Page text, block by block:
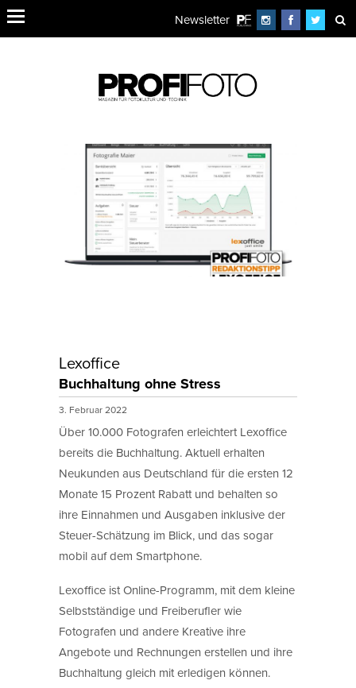
Newsletter
Lexoffice
Buchhaltung ohne Stress
3. Februar 2022
Über 10.000 Fotografen erleichtert Lexoffice
bereits die Buchhaltung. Aktuell erhalten
Neukunden aus Deutschland für die ersten 12
Monate 15 Prozent Rabatt und behalten so
ihre Einnahmen und Ausgaben inklusive der
Steuer-Schätzung im Blick, und das sogar
mobil auf dem Smartphone.
Lexoffice ist Online-Programm, mit dem kleine
Selbstständige und Freiberufler wie
Fotografen und andere Kreative ihre
Angebote und Rechnungen erstellen und ihre
Buchhaltung gleich mit erledigen können.